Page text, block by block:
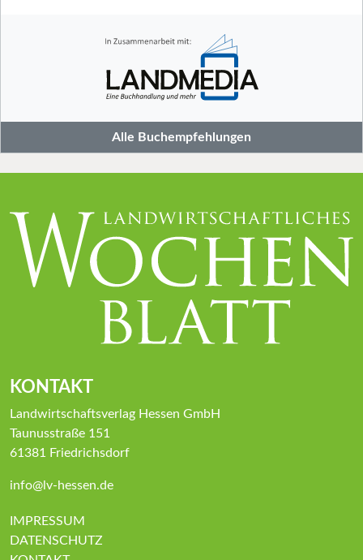
Alle Buchempfehlungen
KONTAKT
Landwirtschaftsverlag Hessen GmbH
Taunusstraße 151
61381 Friedrichsdorf
info@lv-hessen.de
IMPRESSUM
DATENSCHUTZ